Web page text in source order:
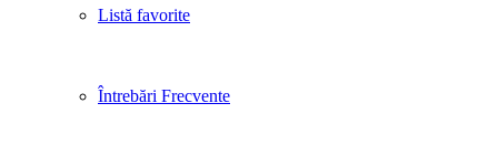
Listă favorite
Întrebări Frecvente